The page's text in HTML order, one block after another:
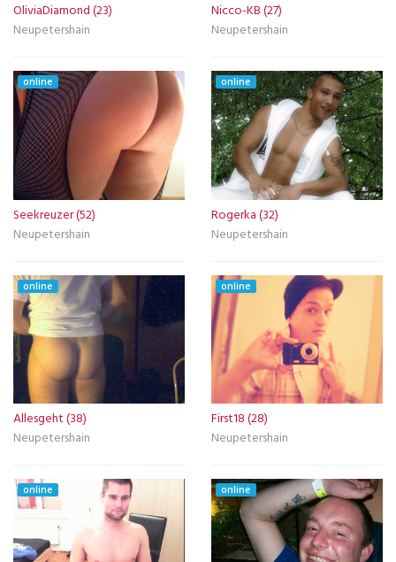
OliviaDiamond (23)
Neupetershain
Nicco-KB (27)
Neupetershain
online
Seekreuzer (52)
Neupetershain
online
Rogerka (32)
Neupetershain
online
Allesgeht (38)
Neupetershain
online
First18 (28)
Neupetershain
online online